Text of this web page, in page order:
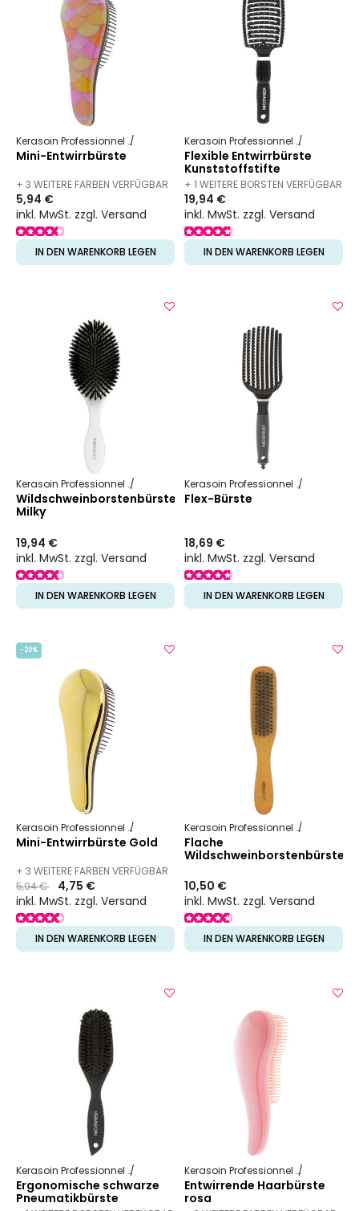
Kerasoin Professionnel Friseurbedarf Entwirrbürste
Mini-Entwirrbürste
+ 3 WEITERE FARBEN VERFÜGBAR
5,94 €
inkl. MwSt. zzgl. Versand
IN DEN WARENKORB LEGEN
Kerasoin Professionnel
Flexible Entwirrbürste
Kunststoffstifte
+ 1 WEITERE BORSTEN VERFÜGBAR
19,94 €
inkl. MwSt. zzgl. Versand
IN DEN WARENKORB LEGEN
Kerasoin Professionnel Friseurbedarf Entwirrbürste
Wildschweinborstenbürste
Milky
19,94 €
inkl. MwSt. zzgl. Versand
IN DEN WARENKORB LEGEN
Kerasoin Professionnel
Flex-Bürste
18,69 €
inkl. MwSt. zzgl. Versand
IN DEN WARENKORB LEGEN
-20%
Kerasoin Professionnel Friseurbedarf Entwirrbürste
Mini-Entwirrbürste Gold
+ 3 WEITERE FARBEN VERFÜGBAR
Preis
5,94 €to 4,75 €
inkl. MwSt. zzgl. Versand
IN DEN WARENKORB LEGEN
Kerasoin Professionnel
Flache
Wildschweinborstenbürste
mit 5 Reihen
10,50 €
inkl. MwSt. zzgl. Versand
IN DEN WARENKORB LEGEN
Kerasoin Professionnel Friseurbedarf Entwirrbürste
Ergonomische schwarze
Pneumatikbürste
Kerasoin Professionnel
Entwirrende Haarbürste
rosa